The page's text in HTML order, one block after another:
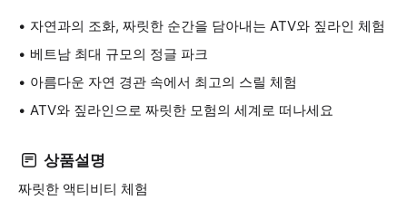
자연과의 조화, 짜릿한 순간을 담아내는 ATV와 짚라인 체험
베트남 최대 규모의 정글 파크
아름다운 자연 경관 속에서 최고의 스릴 체험
ATV와 짚라인으로 짜릿한 모험의 세계로 떠나세요
상품설명
짜릿한 액티비티 체험